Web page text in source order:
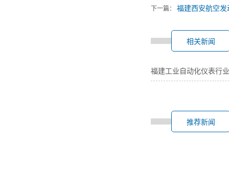
下一篇： 福建西安航空发
相关新闻
福建工业自动化仪表行
推荐新闻